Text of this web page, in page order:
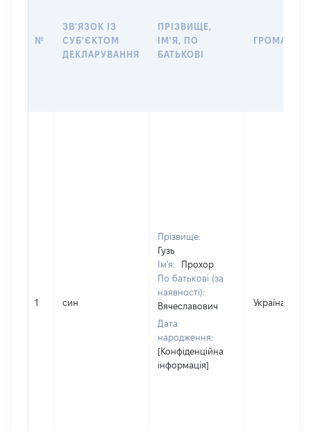
№
ЗВ'ЯЗОК ІЗ
СУБ'ЄКТОМ
ДЕКЛАРУВАННЯ
ПРІЗВИЩЕ,
ІМ'Я, ПО
БАТЬКОВІ
1 син
Прізвище:
Гузь
Ім'я:
Прохор
По батькові (за
наявності):
Вячеславович
Дата
народження:
[Конфіденційна
інформація]
Україна